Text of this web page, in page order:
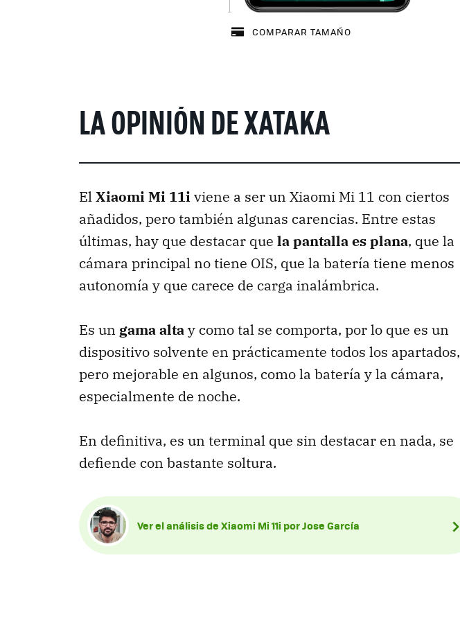
COMPARAR TAMAÑO
LA OPINIÓN DE XATAKA
ElXiaomi Mi 11iviene a ser un Xiaomi Mi 11 con ciertos
añadidos, pero también algunas carencias. Entre estas
últimas, hay que destacar que la pantalla es plana, que la
cámara principal no tiene OIS, que la batería tiene menos
autonomía y que carece de carga inalámbrica.
Es un gama altay como tal se comporta, por lo que es un
dispositivo solvente en prácticamente todos los apartados,
pero mejorable en algunos, como la batería y la cámara,
especialmente de noche.
En definitiva, es un terminal que sin destacar en nada, se
defiende con bastante soltura.
Ver el análisis de Xiaomi Mi 11i por Jose García